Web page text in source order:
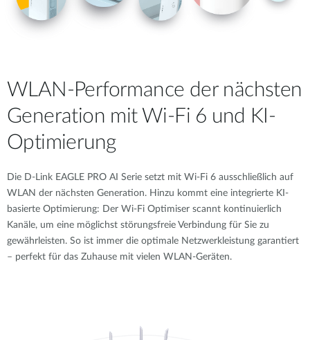
WLAN-Performance der nächsten
Generation mit Wi-Fi 6 und KI-
Optimierung
Die D-Link EAGLE PRO AI Serie setzt mit Wi-Fi 6 ausschließlich auf
WLAN der nächsten Generation. Hinzu kommt eine integrierte KI-
basierte Optimierung: Der Wi-Fi Optimiser scannt kontinuierlich
Kanäle, um eine möglichst störungsfreie Verbindung für Sie zu
gewährleisten. So ist immer die optimale Netzwerkleistung garantiert
– perfekt für das Zuhause mit vielen WLAN-Geräten.